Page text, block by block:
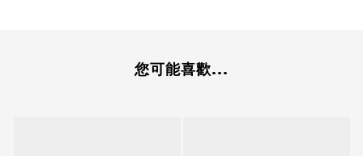
您可能喜歡...